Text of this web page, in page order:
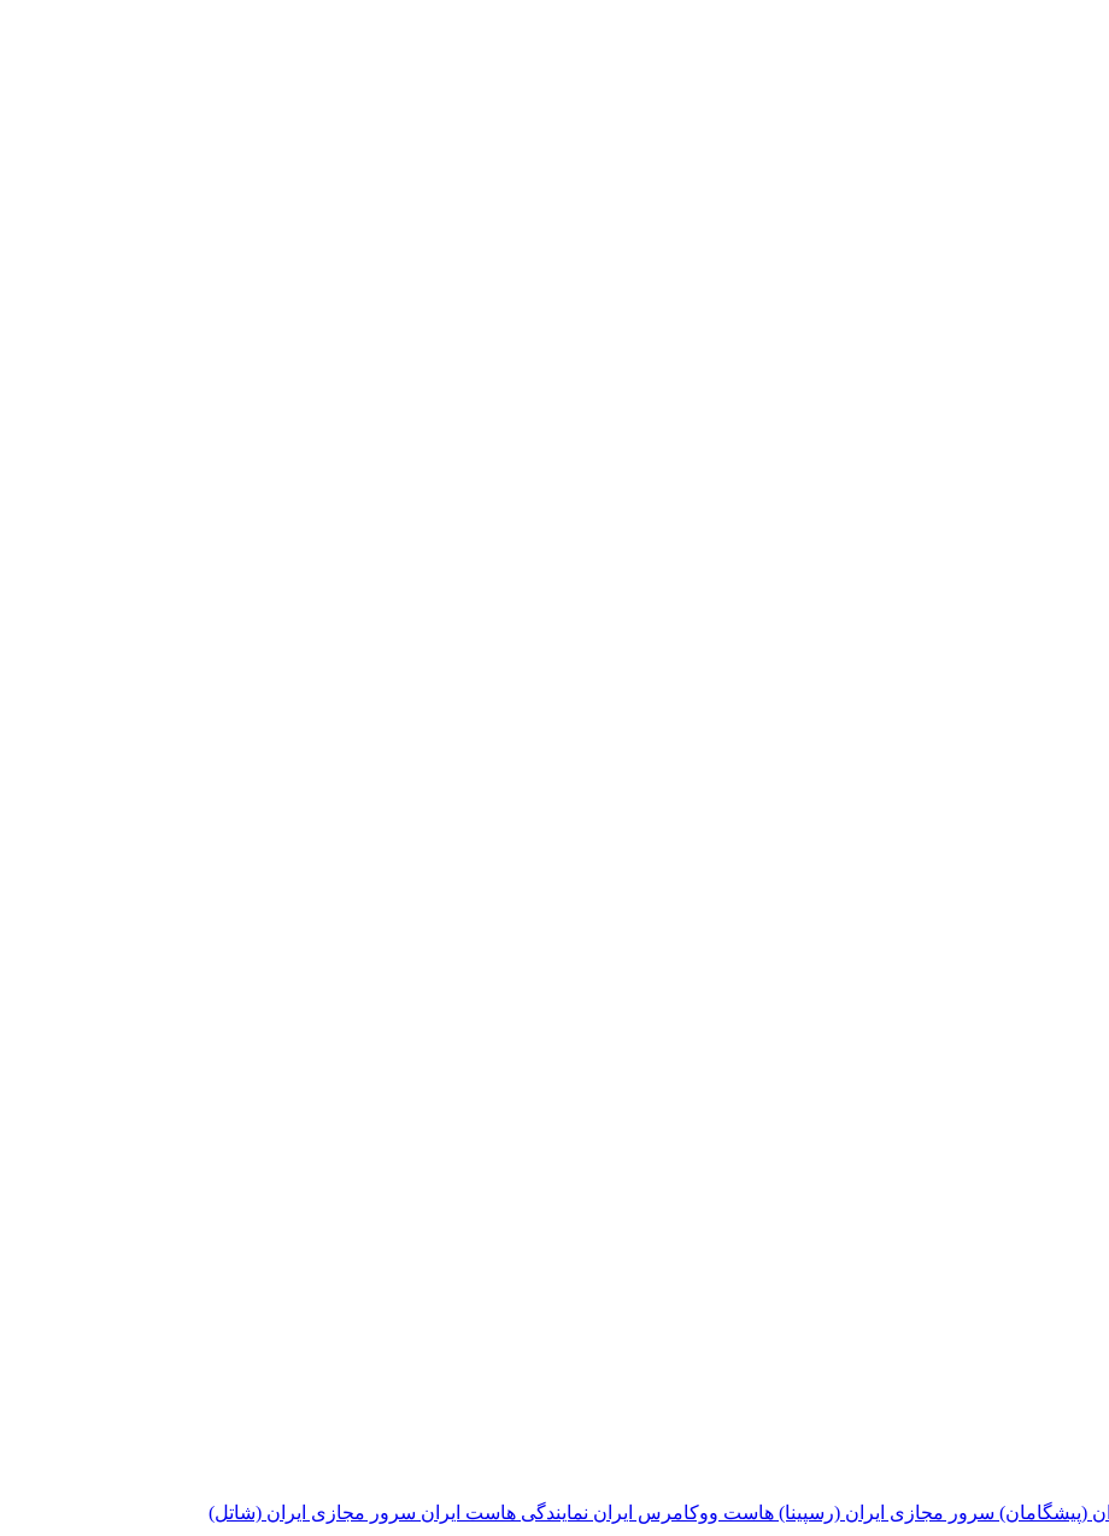
(پیشگامان) سرور مجازی ایران (رسپینا) هاست ووکامرس ایران نمایندگی هاست ایران سرور مجازی ایران (شاتل)